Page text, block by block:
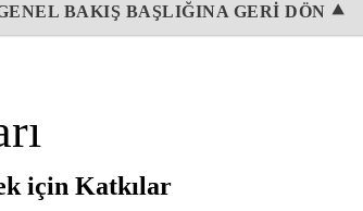
BAKIŞ BAŞLIĞINA GERİ DÖN ⯅
için Katkılar